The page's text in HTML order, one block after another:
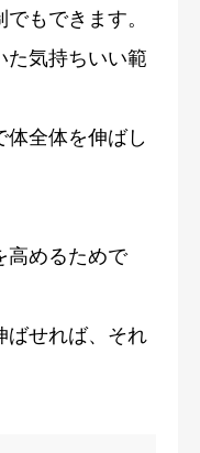
もできます。
た気持ちいい範
全体を伸ばし
高めるためで
ばせれば、それ